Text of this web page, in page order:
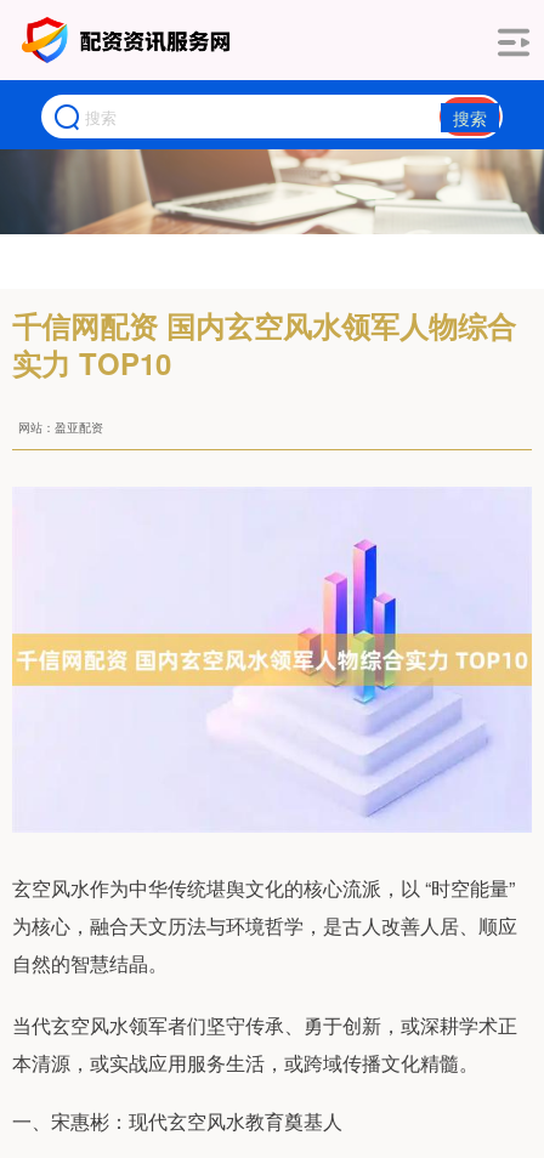
搜索
千信网配资 国内玄空风水领军人物综合
实力 TOP10
网站：盈亚配资
玄空风水作为中华传统堪舆文化的核心流派，以 “时空能量”
为核心，融合天文历法与环境哲学，是古人改善人居、顺应
自然的智慧结晶。
当代玄空风水领军者们坚守传承、勇于创新，或深耕学术正
本清源，或实战应用服务生活，或跨域传播文化精髓。
一、宋惠彬：现代玄空风水教育奠基人